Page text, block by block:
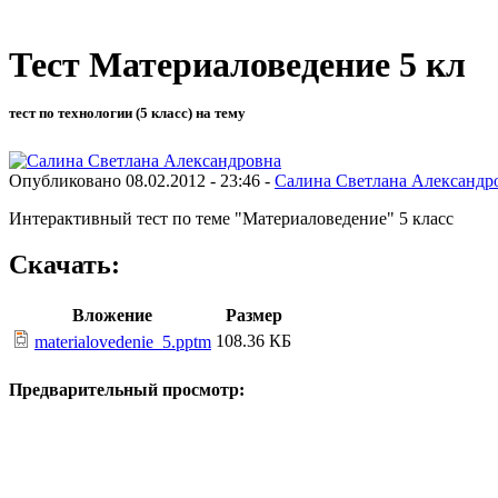
Тест Материаловедение 5 кл
тест по технологии (5 класс) на тему
Опубликовано 08.02.2012 - 23:46 - Салина Светлана
Интерактивный тест по теме "Материаловедение" 5 класс
Скачать:
Вложение
Размер
materialovedenie_5.pptm 108.36 КБ
Предварительный просмотр: